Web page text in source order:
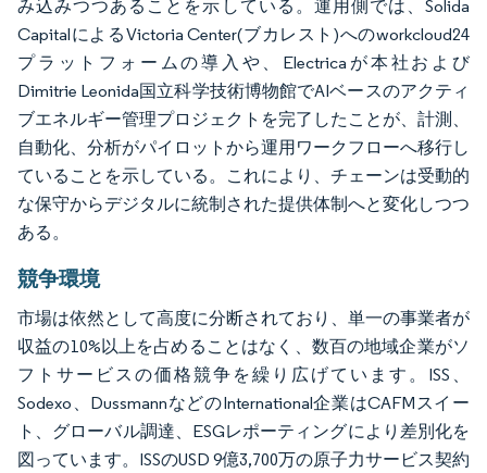
み込みつつあることを示している。運用側では、Solida
CapitalによるVictoria Center(ブカレスト)へのworkcloud24
プラットフォームの導入や、Electricaが本社および
Dimitrie Leonida国立科学技術博物館でAIベースのアクティ
ブエネルギー管理プロジェクトを完了したことが、計測、
自動化、分析がパイロットから運用ワークフローへ移行し
ていることを示している。これにより、チェーンは受動的
な保守からデジタルに統制された提供体制へと変化しつつ
ある。
競争環境
市場は依然として高度に分断されており、単一の事業者が
収益の10%以上を占めることはなく、数百の地域企業がソ
フトサービスの価格競争を繰り広げています。ISS、
Sodexo、DussmannなどのInternational企業はCAFMスイー
ト、グローバル調達、ESGレポーティングにより差別化を
図っています。ISSのUSD 9億3,700万の原子力サービス契約